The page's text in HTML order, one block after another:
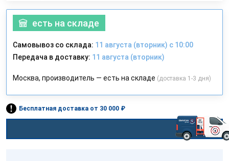
есть на складе
Самовывоз со склада: 11 августа (вторник) с 10:00
Передача в доставку: 11 августа (вторник)
Москва, производитель — есть на складе (доставка 1-3 дня)
Бесплатная доставка от 30 000 ₽